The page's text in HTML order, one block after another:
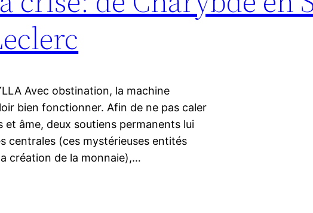
Avec obstination, la machine
bien fonctionner. Afin de ne pas caler
âme, deux soutiens permanents lui
centrales (ces mystérieuses entités
création de la monnaie),…